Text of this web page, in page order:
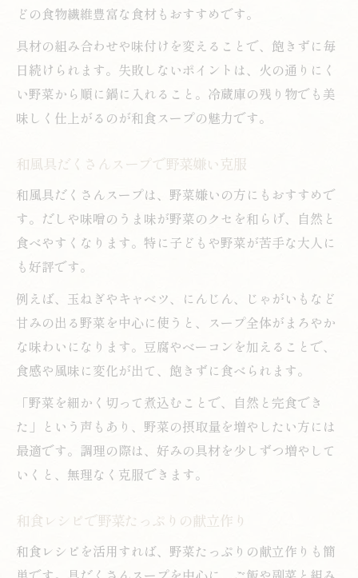
どの食物繊維豊富な食材もおすすめです。
具材の組み合わせや味付けを変えることで、飽きずに毎
日続けられます。失敗しないポイントは、火の通りにく
い野菜から順に鍋に入れること。冷蔵庫の残り物でも美
味しく仕上がるのが和食スープの魅力です。
和風具だくさんスープで野菜嫌い克服
和風具だくさんスープは、野菜嫌いの方にもおすすめで
す。だしや味噌のうま味が野菜のクセを和らげ、自然と
食べやすくなります。特に子どもや野菜が苦手な大人に
も好評です。
例えば、玉ねぎやキャベツ、にんじん、じゃがいもなど
甘みの出る野菜を中心に使うと、スープ全体がまろやか
な味わいになります。豆腐やベーコンを加えることで、
食感や風味に変化が出て、飽きずに食べられます。
「野菜を細かく切って煮込むことで、自然と完食でき
た」という声もあり、野菜の摂取量を増やしたい方には
最適です。調理の際は、好みの具材を少しずつ増やして
いくと、無理なく克服できます。
和食レシピで野菜たっぷりの献立作り
和食レシピを活用すれば、野菜たっぷりの献立作りも簡